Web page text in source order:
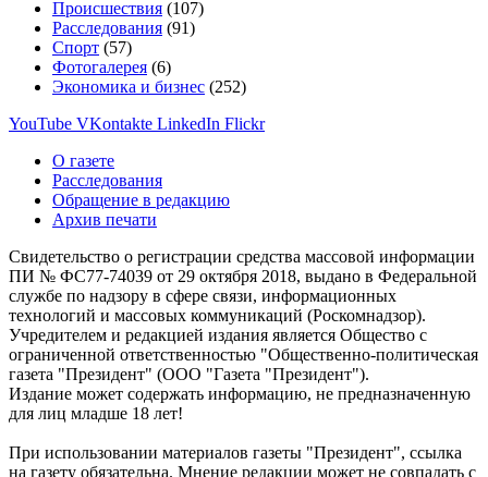
Происшествия (107)
Расследования (91)
Спорт (57)
Фотогалерея (6)
Экономика и бизнес (252)
YouTube VKontakte LinkedIn Flickr
О газете
Расследования
Обращение в редакцию
Архив печати
Свидетельство о регистрации средства массовой информации
ПИ № ФС77-74039 от 29 октября 2018, выдано в Федеральной
службе по надзору в сфере связи, информационных
технологий и массовых коммуникаций (Роскомнадзор).
Учредителем и редакцией издания является Общество с
ограниченной ответственностью "Общественно-политическая
газета "Президент" (ООО "Газета "Президент").
Издание может содержать информацию, не предназначенную
для лиц младше 18 лет!
При использовании материалов газеты "Президент", ссылка
на газету обязательна. Мнение редакции может не совпадать с